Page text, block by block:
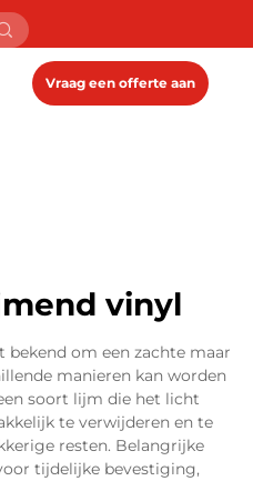
Vraag een offerte aan
vinyl
bekend om een zachte maar
manieren kan worden
soort lijm die het licht
te verwijderen en te
resten. Belangrijke
tijdelijke bevestiging,